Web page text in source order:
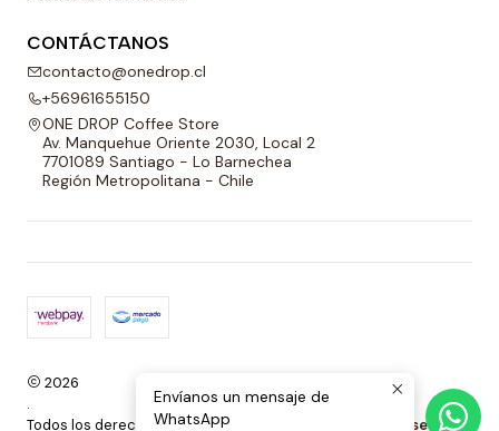
CONTÁCTANOS
contacto@onedrop.cl
+56961655150
ONE DROP Coffee Store
Av. Manquehue Oriente 2030, Local 2
7701089 Santiago - Lo Barnechea
Región Metropolitana - Chile
2026
.
Todos los derechos reservados.
Desarrollado por Jumpseller.
Envíanos un mensaje de
WhatsApp